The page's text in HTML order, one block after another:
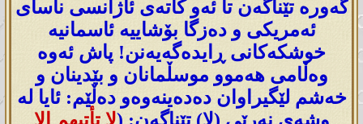
گەورە تێناگەن تا ئەو کاتەی ئاژانسی ناسای
ئەمریکی و دەزگا بۆشاییە ئاسمانیە
خوشکەکانی ڕایدەگەیەنن! پاش ئەوە
وەڵامی هەموو موسڵمانان و بێدینان و
خەشم لێگیراوان دەدەینەوەو دەڵێم: ئایا لە
وشەی نەرێی (لا) تێناگەن: (لا تأتيهم إلا